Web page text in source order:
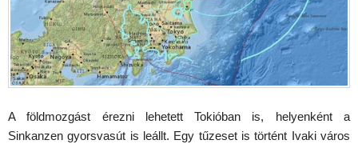
A földmozgást érezni lehetett Tokióban is, helyenként a
Sinkanzen gyorsvasút is leállt. Egy tűzeset is történt Ivaki város